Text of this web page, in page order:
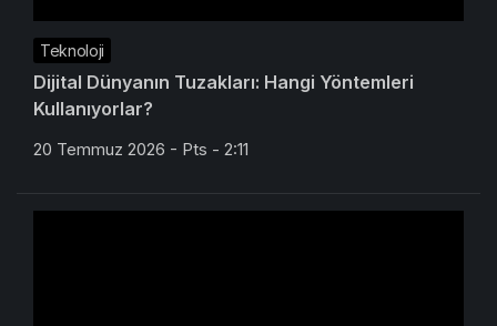
Teknoloji
Dijital Dünyanın Tuzakları: Hangi Yöntemleri
Kullanıyorlar?
20 Temmuz 2026 - Pts - 2:11